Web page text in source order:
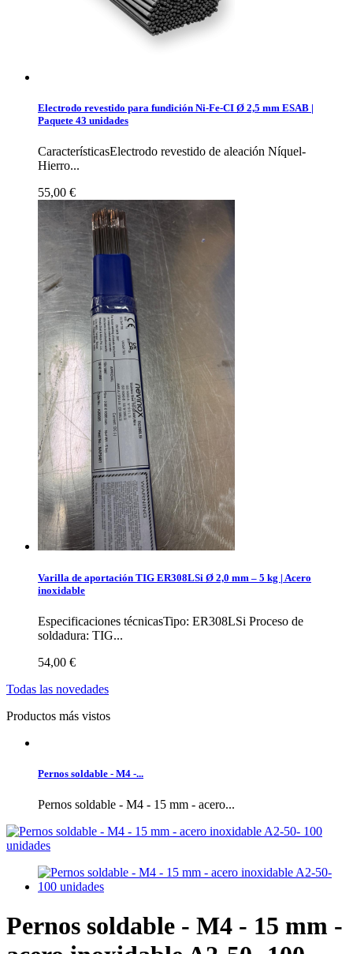
Electrodo revestido para fundición Ni-Fe-CI Ø 2,5 mm ESAB |
Paquete 43 unidades
CaracterísticasElectrodo revestido de aleación Níquel-
Hierro...
55,00 €
Varilla de aportación TIG ER308LSi Ø 2,0 mm – 5 kg | Acero
inoxidable
Especificaciones técnicasTipo: ER308LSi Proceso de
soldadura: TIG...
54,00 €
Todas las novedades
Productos más vistos
Pernos soldable - M4 -...
Pernos soldable - M4 - 15 mm - acero...
Pernos soldable - M4 - 15 mm -